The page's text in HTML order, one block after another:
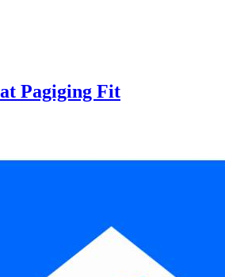
Pagiging Fit